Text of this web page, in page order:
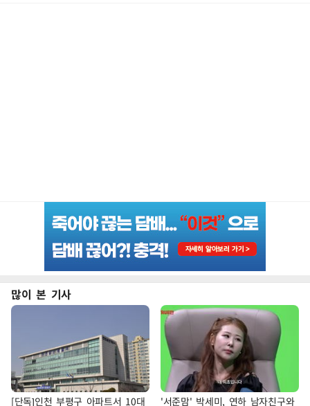
많이 본 기사
[단독]인천 부평구 아파트서 10대 '서준맘' 박세미, 연하 남자친구와